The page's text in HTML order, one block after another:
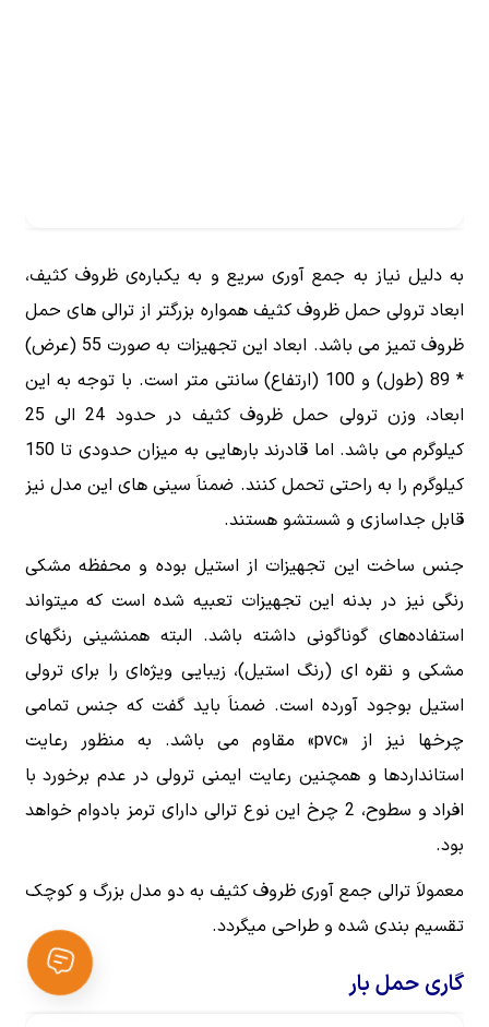
به دلیل نیاز به جمع آوری سریع و به یکباره‌ی ظروف کثیف،
ابعاد ترولی حمل ظروف کثیف همواره بزرگتر از ترالی های حمل
ظروف تمیز می باشد. ابعاد این تجهیزات به صورت 55 (عرض)
* 89 (طول) و 100 (ارتفاع) سانتی متر است. با توجه به این
ابعاد، وزن ترولی حمل ظروف کثیف در حدود 24 الی 25
کیلوگرم می باشد. اما قادرند بارهایی به میزان حدودی تا 150
کیلوگرم را به راحتی تحمل کنند. ضمناَ سینی های این مدل نیز
قابل جداسازی و شستشو هستند.
جنس ساخت این تجهیزات از استیل بوده و محفظه مشکی
رنگی نیز در بدنه این تجهیزات تعبیه شده است که میتواند
استفاده‌های گوناگونی داشته باشد. البته همنشینی رنگهای
مشکی و نقره ای (رنگ استیل)، زیبایی ویژه‌ای را برای ترولی
استیل بوجود آورده است. ضمناَ باید گفت که جنس تمامی
چرخها نیز از «pvc» مقاوم می باشد. به منظور رعایت
استانداردها و همچنین رعایت ایمنی ترولی در عدم برخورد با
افراد و سطوح، 2 چرخ این نوع ترالی دارای ترمز بادوام خواهد
بود.
معمولاَ ترالی جمع آوری ظروف کثیف به دو مدل بزرگ و کوچک
تقسیم بندی شده و طراحی میگردد.
گاری حمل بار